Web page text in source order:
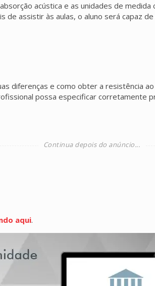
acústica e as unidades de
de assistir às aulas, o aluno será capaz
diferenças e como obter a resistência
possa especificar corretamente
aqui.